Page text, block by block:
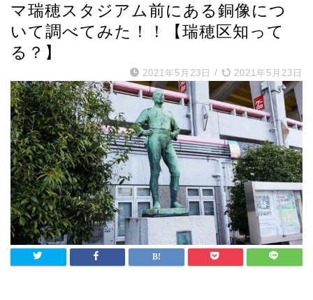
マ瑞穂スタジアム前にある銅像につ
いて調べてみた！！【瑞穂区知って
る？】
2021年5月23日 / 2021年5月23日